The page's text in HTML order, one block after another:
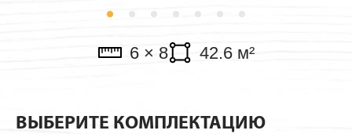
6 × 8 42.6 м²
ВЫБЕРИТЕ КОМПЛЕКТАЦИЮ